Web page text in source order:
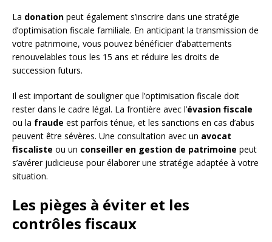
La donation peut également s’inscrire dans une stratégie
d’optimisation fiscale familiale. En anticipant la transmission de
votre patrimoine, vous pouvez bénéficier d’abattements
renouvelables tous les 15 ans et réduire les droits de
succession futurs.
Il est important de souligner que l’optimisation fiscale doit
rester dans le cadre légal. La frontière avec l’évasion fiscale
ou la fraude est parfois ténue, et les sanctions en cas d’abus
peuvent être sévères. Une consultation avec un avocat
fiscaliste ou un conseiller en gestion de patrimoine peut
s’avérer judicieuse pour élaborer une stratégie adaptée à votre
situation.
Les pièges à éviter et les
contrôles fiscaux